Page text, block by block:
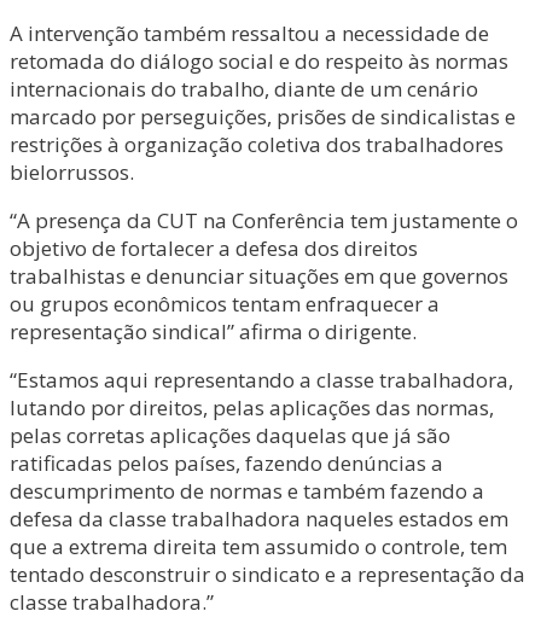
A intervenção também ressaltou a necessidade de
retomada do diálogo social e do respeito às normas
internacionais do trabalho, diante de um cenário
marcado por perseguições, prisões de sindicalistas e
restrições à organização coletiva dos trabalhadores
bielorrussos.
“A presença da CUT na Conferência tem justamente o
objetivo de fortalecer a defesa dos direitos
trabalhistas e denunciar situações em que governos
ou grupos econômicos tentam enfraquecer a
representação sindical” afirma o dirigente.
“Estamos aqui representando a classe trabalhadora,
lutando por direitos, pelas aplicações das normas,
pelas corretas aplicações daquelas que já são
ratificadas pelos países, fazendo denúncias a
descumprimento de normas e também fazendo a
defesa da classe trabalhadora naqueles estados em
que a extrema direita tem assumido o controle, tem
tentado desconstruir o sindicato e a representação da
classe trabalhadora.”